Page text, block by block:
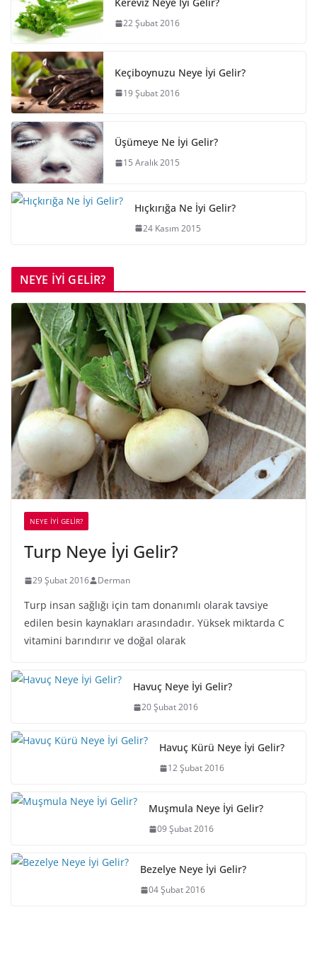
22 Şubat 2016
Keçiboynuzu Neye İyi Gelir?
19 Şubat 2016
Üşümeye Ne İyi Gelir?
15 Aralık 2015
Hıçkırığa Ne İyi Gelir?
24 Kasım 2015
NEYE İYİ GELİR?
NEYE İYİ GELİR?
Turp Neye İyi Gelir?
29 Şubat 2016 Derman
Turp insan sağlığı için tam donanımlı olarak tavsiye
edilen besin kaynakları arasındadır. Yüksek miktarda C
vitamini barındırır ve doğal olarak
Havuç Neye İyi Gelir?
20 Şubat 2016
Havuç Kürü Neye İyi Gelir?
12 Şubat 2016
Muşmula Neye İyi Gelir?
09 Şubat 2016
Bezelye Neye İyi Gelir?
04 Şubat 2016